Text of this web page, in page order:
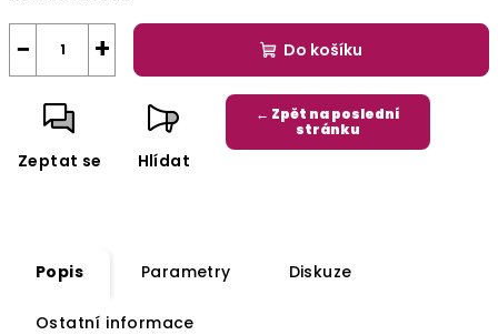
+
− Do košíku
Zeptat se Hlídat
← Zpět na poslední
stránku
Popis Parametry Diskuze
Ostatní informace